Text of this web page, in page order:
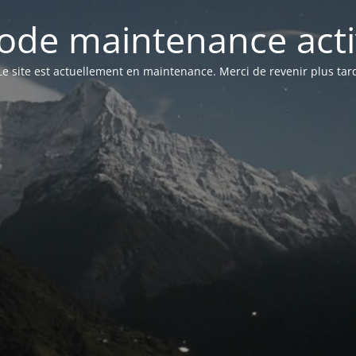
maintenance
site est actuellement en maintenance. Merci de revenir plus